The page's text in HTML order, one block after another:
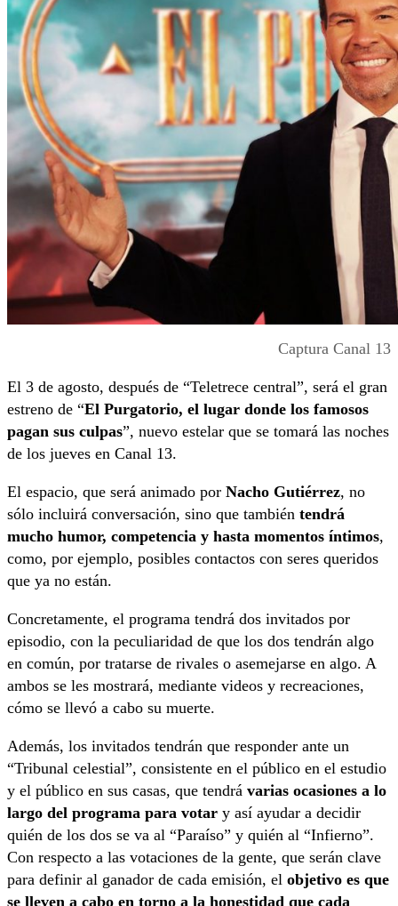
Captura Canal 13
El 3 de agosto, después de “Teletrece central”, será el gran
estreno de “El Purgatorio, el lugar donde los famosos
pagan sus culpas”, nuevo estelar que se tomará las noches
de los jueves en Canal 13.
El espacio, que será animado por Nacho Gutiérrez, no
sólo incluirá conversación, sino que también tendrá
mucho humor, competencia y hasta momentos íntimos,
como, por ejemplo, posibles contactos con seres queridos
que ya no están.
Concretamente, el programa tendrá dos invitados por
episodio, con la peculiaridad de que los dos tendrán algo
en común, por tratarse de rivales o asemejarse en algo. A
ambos se les mostrará, mediante videos y recreaciones,
cómo se llevó a cabo su muerte.
Además, los invitados tendrán que responder ante un
“Tribunal celestial”, consistente en el público en el estudio
y el público en sus casas, que tendrá varias ocasiones a lo
largo del programa para votar y así ayudar a decidir
quién de los dos se va al “Paraíso” y quién al “Infierno”.
Con respecto a las votaciones de la gente, que serán clave
para definir al ganador de cada emisión, el objetivo es que
se lleven a cabo en torno a la honestidad que cada